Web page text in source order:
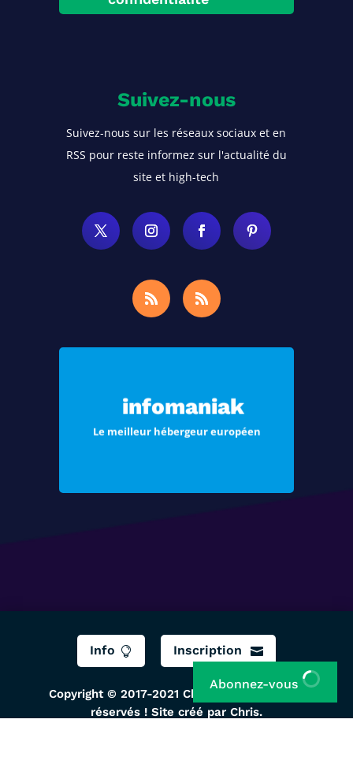
Suivez-nous
Suivez-nous sur les réseaux sociaux et en
RSS pour reste informez sur l'actualité du
site et high-tech
infomaniak
Le meilleur hébergeur européen
hébergement pour vos sites Web et
vos e-mails
Info  Inscription 
Copyright © 2017-2021 ChrisTec, Tous droits
réservés ! Site créé par Chris.
Abonnez-vous